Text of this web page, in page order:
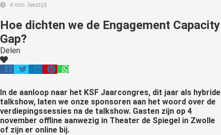
4 min. leestijd
Hoe dichten we de Engagement Capacity
Gap?
Delen
In de aanloop naar het KSF Jaarcongres, dit jaar als hybride
talkshow, laten we onze sponsoren aan het woord over de
verdiepingssessies na de talkshow. Gasten zijn op 4
november offline aanwezig in Theater de Spiegel in Zwolle
of zijn er online bij.
op
gebruikt
de
Hierdoor
website-